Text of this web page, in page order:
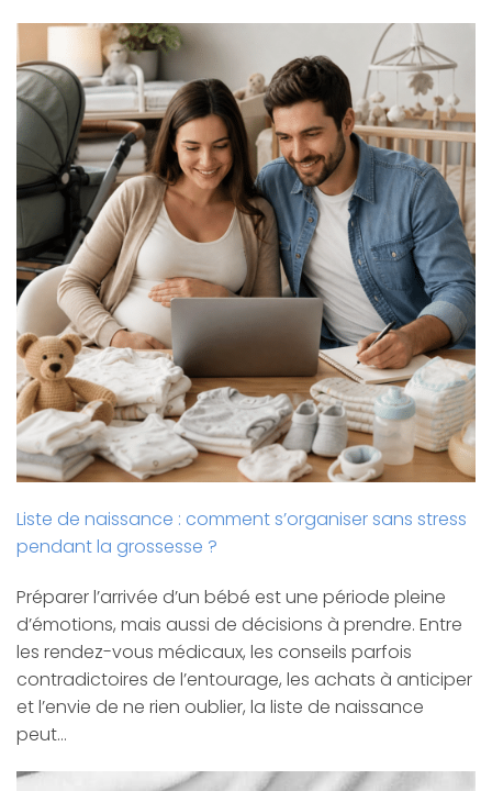
Liste de naissance : comment s’organiser sans stress
pendant la grossesse ?
Préparer l’arrivée d’un bébé est une période pleine
d’émotions, mais aussi de décisions à prendre. Entre
les rendez-vous médicaux, les conseils parfois
contradictoires de l’entourage, les achats à anticiper
et l’envie de ne rien oublier, la liste de naissance
peut…